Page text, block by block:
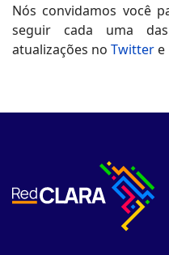
Nós convidamos você
seguir cada uma
atualizações no Twitter e